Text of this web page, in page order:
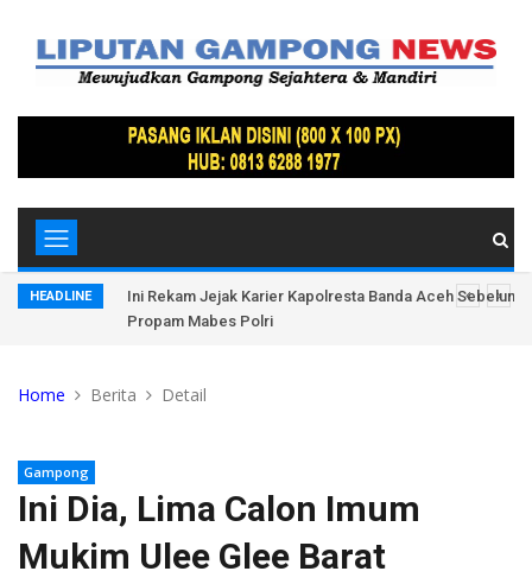
HEADLINE
Ratusan
Ini Rekam Jejak Karier Kapolresta Banda Aceh Sebelum
Propam Mabes Polri
Home Berita Detail
Gampong
Ini Dia, Lima Calon Imum
Mukim Ulee Glee Barat